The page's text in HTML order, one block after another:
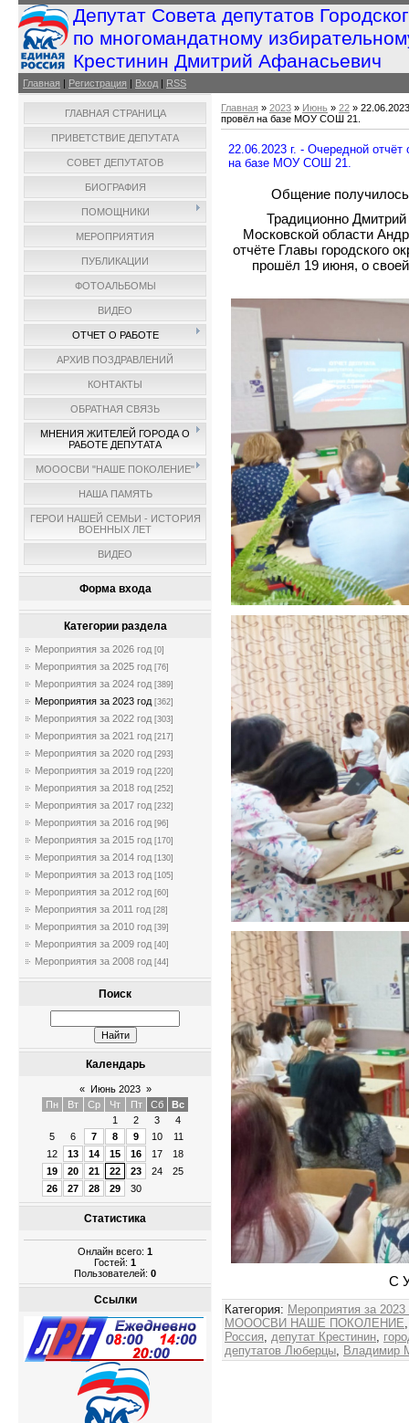
Депутат Совета депутатов
по многомандатному
Крестинин Дмитрий Афанасьевич
Главная | Регистрация | Вход | RSS
ГЛАВНАЯ СТРАНИЦА
ПРИВЕТСТВИЕ ДЕПУТАТА
СОВЕТ ДЕПУТАТОВ
БИОГРАФИЯ
ПОМОЩНИКИ
МЕРОПРИЯТИЯ
ПУБЛИКАЦИИ
ФОТОАЛЬБОМЫ
ВИДЕО
ОТЧЕТ О РАБОТЕ
АРХИВ ПОЗДРАВЛЕНИЙ
КОНТАКТЫ
ОБРАТНАЯ СВЯЗЬ
МНЕНИЯ ЖИТЕЛЕЙ ГОРОДА О
РАБОТЕ ДЕПУТАТА
МОООСВИ "НАШЕ ПОКОЛЕНИЕ"
НАША ПАМЯТЬ
ГЕРОИ НАШЕЙ СЕМЬИ - ИСТОРИЯ
ВОЕННЫХ ЛЕТ
ВИДЕО
Форма входа
Категории раздела
Мероприятия за 2026 год [0]
Мероприятия за 2025 год [76]
Мероприятия за 2024 год [389]
Мероприятия за 2023 год [362]
Мероприятия за 2022 год [303]
Мероприятия за 2021 год [217]
Мероприятия за 2020 год [293]
Мероприятия за 2019 год [220]
Мероприятия за 2018 год [252]
Мероприятия за 2017 год [232]
Мероприятия за 2016 год [96]
Мероприятия за 2015 год [170]
Мероприятия за 2014 год [130]
Мероприятия за 2013 год [105]
Мероприятия за 2012 год [60]
Мероприятия за 2011 год [28]
Мероприятия за 2010 год [39]
Мероприятия за 2009 год [40]
Мероприятия за 2008 год [44]
Поиск
Календарь
« Июнь 2023 »
Пн
Вт Ср Чт Пт Сб
Вс
1
2 3
4
5
6 7 8 9 10
11
12
13 14 15 16 17
18
19
20 21 22 23 24
25
26
27 28 29 30
Статистика
Онлайн всего: 1
Гостей: 1
Пользователей: 0
Ссылки
Главная » 2023 » Июнь » 22 »
провёл на базе МОУ СОШ 21.
22.06.2023 г. - Очередной
на базе МОУ СОШ 21.
Общение получилось
Традиционно
Московской области
отчёте Главы городского
прошёл 19 июня, о своей
С
Категория: Мероприятия за 2023
МОООСВИ НАШЕ ПОКОЛЕНИЕ
Россия
депутат Крестинин
депутатов Люберцы Владимир